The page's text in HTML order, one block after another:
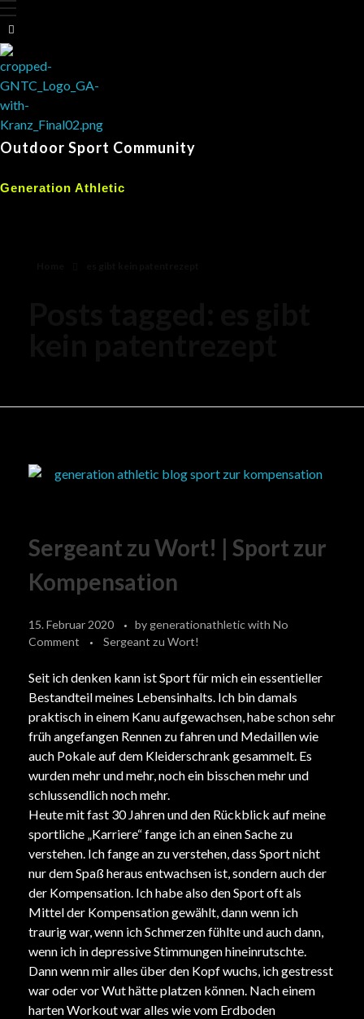
Outdoor Sport Community
Generation Athletic
Sergeant zu Wort! | Sport zur
Kompensation
15. Februar 2020 by generationathleticwith No
Comment
Sergeant zu Wort!
Seit ich denken kann ist Sport für mich ein essentieller
Bestandteil meines Lebensinhalts. Ich bin damals
praktisch in einem Kanu aufgewachsen, habe schon sehr
früh angefangen Rennen zu fahren und Medaillen wie
auch Pokale auf dem Kleiderschrank gesammelt. Es
wurden mehr und mehr, noch ein bisschen mehr und
schlussendlich noch mehr.
Heute mit fast 30 Jahren und den Rückblick auf meine
sportliche „Karriere“ fange ich an einen Sache zu
verstehen. Ich fange an zu verstehen, dass Sport nicht
nur dem Spaß heraus entwachsen ist, sondern auch der
der Kompensation. Ich habe also den Sport oft als
Mittel der Kompensation gewählt, dann wenn ich
traurig war, wenn ich Schmerzen fühlte und auch dann,
wenn ich in depressive Stimmungen hineinrutschte.
Dann wenn mir alles über den Kopf wuchs, ich gestresst
war oder vor Wut hätte platzen können. Nach einem
harten Workout war alles wie vom Erdboden